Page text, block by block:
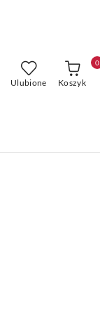
Ulubione Koszyk
0